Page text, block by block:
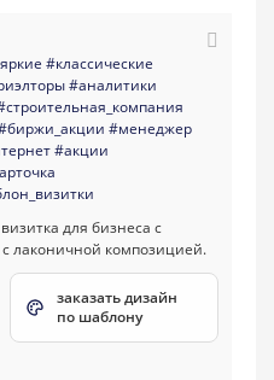
#классические
#аналитики
#менеджер
#акции
заказать дизайн
по шаблону